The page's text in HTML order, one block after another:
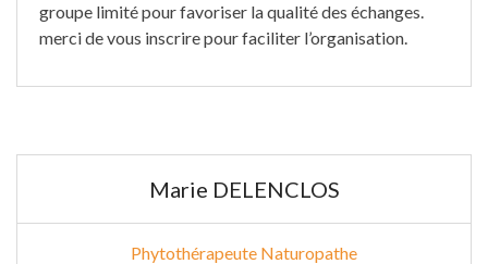
groupe limité pour favoriser la qualité des échanges.
merci de vous inscrire pour faciliter l’organisation.
Marie DELENCLOS
Phytothérapeute Naturopathe